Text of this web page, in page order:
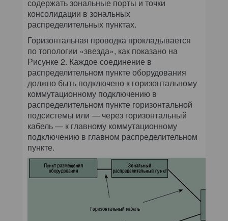
содержать зональные порты и точки
консолидации в зональных
распределительных пунктах.
Горизонтальная проводка прокладывается
по топологии «звезда», как показано на
Рисунке 2. Каждое соединение в
распределительном пункте оборудования
должно быть подключено к горизонтальному
коммутационному подключению в
распределительном пункте горизонтальной
подсистемы или — через горизонтальный
кабель — к главному коммутационному
подключению в главном распределительном
пункте.